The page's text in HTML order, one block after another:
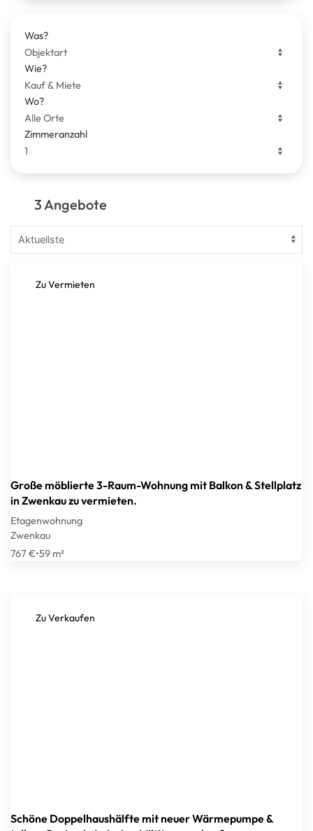
Was?
Wie?
Wo?
Zimmeranzahl
3 Angebote
Zu Vermieten
Große möblierte 3-Raum-Wohnung mit Balkon & Stellplatz
in Zwenkau zu vermieten.
Etagenwohnung
Zwenkau
767 €•59 m²
Zu Verkaufen
Schöne Doppelhaushälfte mit neuer Wärmepumpe &